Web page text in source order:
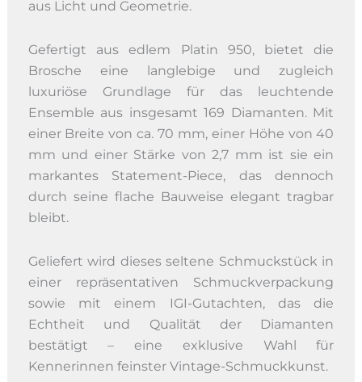
aus Licht und Geometrie.
Gefertigt aus edlem Platin 950, bietet die
Brosche eine langlebige und zugleich
luxuriöse Grundlage für das leuchtende
Ensemble aus insgesamt 169 Diamanten. Mit
einer Breite von ca. 70 mm, einer Höhe von 40
mm und einer Stärke von 2,7 mm ist sie ein
markantes Statement-Piece, das dennoch
durch seine flache Bauweise elegant tragbar
bleibt.
Geliefert wird dieses seltene Schmuckstück in
einer repräsentativen Schmuckverpackung
sowie mit einem IGI-Gutachten, das die
Echtheit und Qualität der Diamanten
bestätigt – eine exklusive Wahl für
Kennerinnen feinster Vintage-Schmuckkunst.